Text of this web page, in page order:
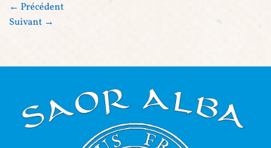
← Précédent
Suivant →